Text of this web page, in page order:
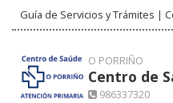
Guía de Servicios y Trámites |
O PORRIÑO
Centro de
986337320